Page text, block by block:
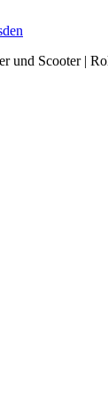
und Scooter |